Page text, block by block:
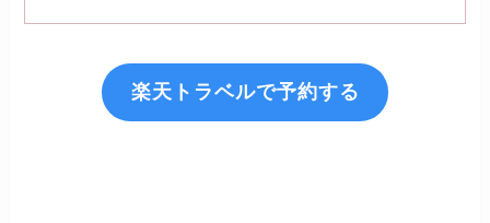
楽天トラベルで予約する